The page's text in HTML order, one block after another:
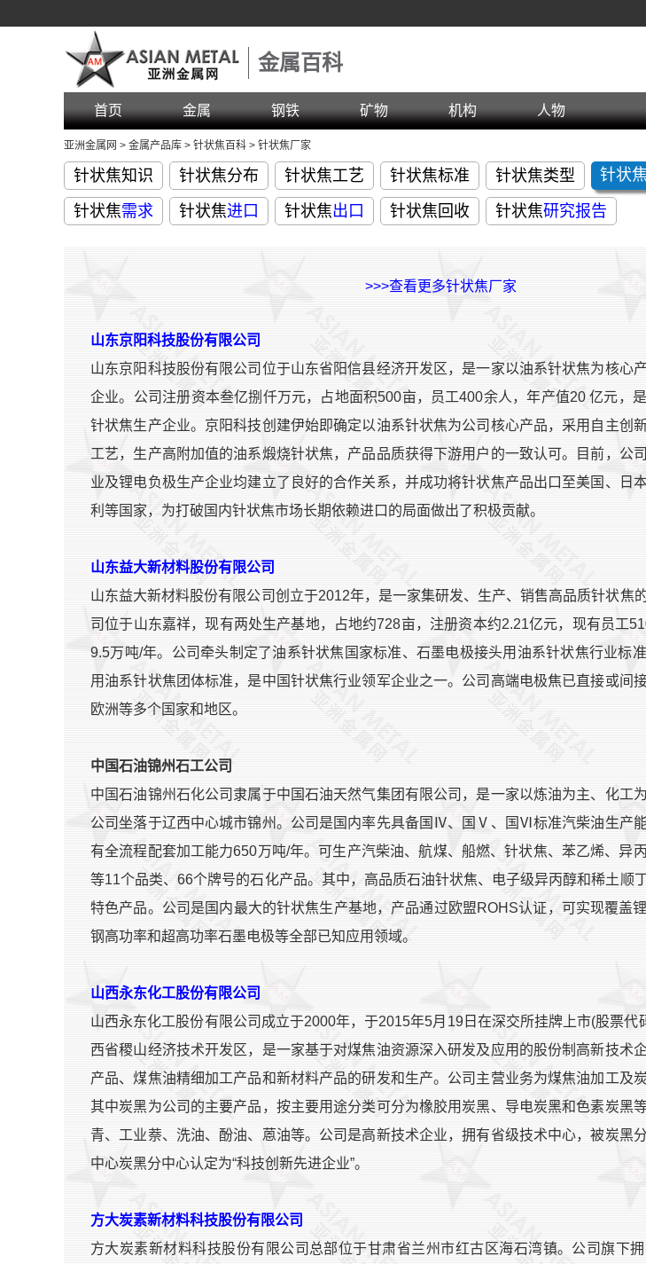
金属百科
首页 金属 钢铁 矿物 机构 人物
亚洲金属网 > 金属产品库 > 针状焦百科 > 针状焦厂家
针状焦知识 针状焦分布 针状焦工艺 针状焦标准 针状焦类型 针状焦
针状焦需求 针状焦进口 针状焦出口 针状焦回收 针状焦研究报告
>>>查看更多针状焦厂家
山东京阳科技股份有限公司
山东京阳科技股份有限公司位于山东省阳信县经济开发区，是一家以油系针状焦为核心
企业。公司注册资本叁亿捌仟万元，占地面积500亩，员工400余人，年产值20 亿元，
针状焦生产企业。京阳科技创建伊始即确定以油系针状焦为公司核心产品，采用自主创
工艺，生产高附加值的油系煅烧针状焦，产品品质获得下游用户的一致认可。目前，公
业及锂电负极生产企业均建立了良好的合作关系，并成功将针状焦产品出口至美国、日
利等国家，为打破国内针状焦市场长期依赖进口的局面做出了积极贡献。
山东益大新材料股份有限公司
山东益大新材料股份有限公司创立于2012年，是一家集研发、生产、销售高品质针状焦
司位于山东嘉祥，现有两处生产基地，占地约728亩，注册资本约2.21亿元，现有员工
9.5万吨/年。公司牵头制定了油系针状焦国家标准、石墨电极接头用油系针状焦行业标
用油系针状焦团体标准，是中国针状焦行业领军企业之一。公司高端电极焦已直接或间
欧洲等多个国家和地区。
中国石油锦州石工公司
中国石油锦州石化公司隶属于中国石油天然气集团有限公司，是一家以炼油为主、化工
公司坐落于辽西中心城市锦州。公司是国内率先具备国Ⅳ、国Ⅴ、国Ⅵ标准汽柴油生产
有全流程配套加工能力650万吨/年。可生产汽柴油、航煤、船燃、针状焦、苯乙烯、异
等11个品类、66个牌号的石化产品。其中，高品质石油针状焦、电子级异丙醇和稀土顺
特色产品。公司是国内最大的针状焦生产基地，产品通过欧盟ROHS认证，可实现覆盖
钢高功率和超高功率石墨电极等全部已知应用领域。
山西永东化工股份有限公司
山西永东化工股份有限公司成立于2000年，于2015年5月19日在深交所挂牌上市(股票代
西省稷山经济技术开发区，是一家基于对煤焦油资源深入研发及应用的股份制高新技术
产品、煤焦油精细加工产品和新材料产品的研发和生产。公司主营业务为煤焦油加工及
其中炭黑为公司的主要产品，按主要用途分类可分为橡胶用炭黑、导电炭黑和色素炭黑
青、工业萘、洗油、酚油、蒽油等。公司是高新技术企业，拥有省级技术中心，被炭黑
中心炭黑分中心认定为“科技创新先进企业”。
方大炭素新材料科技股份有限公司
方大炭素新材料科技股份有限公司总部位于甘肃省兰州市红古区海石湾镇。公司旗下